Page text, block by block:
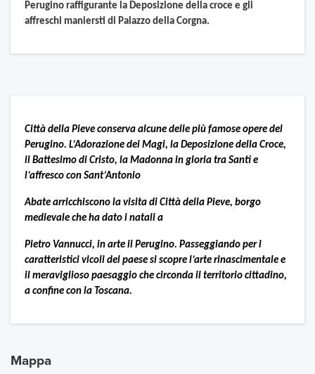
Perugino raffigurante la Deposizione della croce e gli
affreschi maniersti di Palazzo della Corgna.
Città della Pieve conserva alcune delle più famose opere del
Perugino. L’Adorazione dei Magi, la Deposizione della Croce,
il Battesimo di Cristo, la Madonna in gloria tra Santi e
l’affresco con Sant’Antonio
Abate arricchiscono la visita di Città della Pieve, borgo
medievale che ha dato i natali a
Pietro Vannucci, in arte il Perugino. Passeggiando per i
caratteristici vicoli del paese si scopre l’arte rinascimentale e
il meraviglioso paesaggio che circonda il territorio cittadino,
a confine con la Toscana.
Mappa